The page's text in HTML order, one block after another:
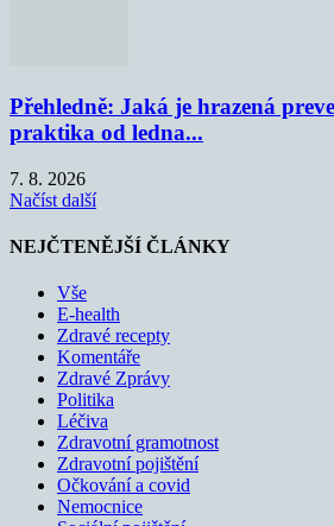
Přehledně: Jaká je hrazená
praktika od ledna...
7. 8. 2026
Načíst další
NEJČTENĚJŠÍ ČLÁNKY
Vše
E-health
Zdravé recepty
Komentáře
Zdravé Zprávy
Politika
Léčiva
Zdravotní gramotnost
Zdravotní pojištění
Očkování a covid
Nemocnice